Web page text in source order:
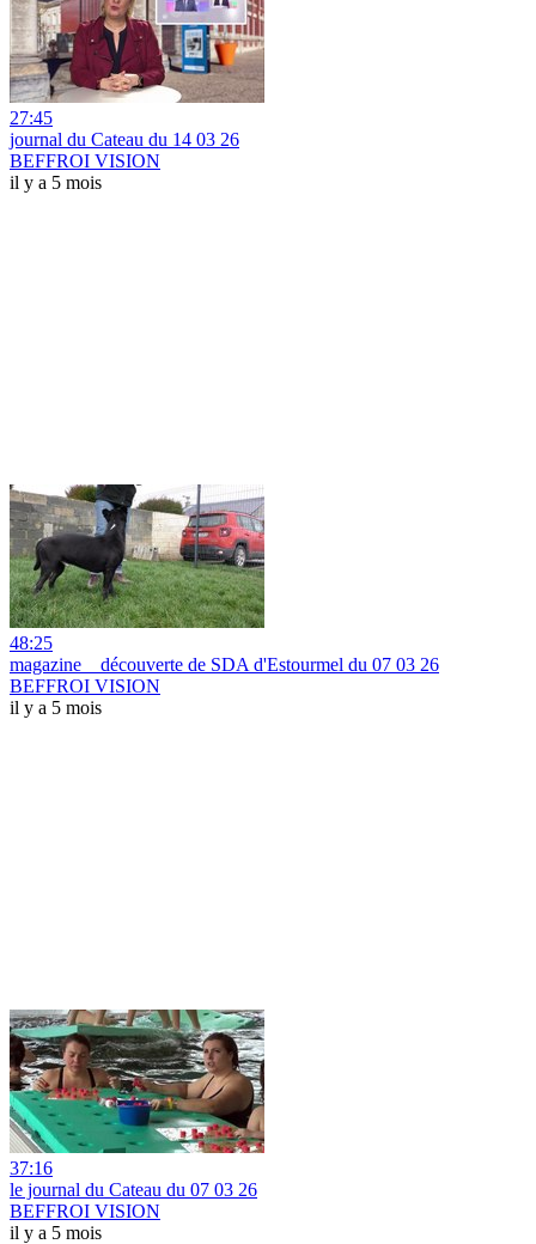
27:45
journal du Cateau du 14 03 26
BEFFROI VISION
il y a 5 mois
48:25
magazine _ découverte de SDA d'Estourmel du 07 03 26
BEFFROI VISION
il y a 5 mois
37:16
le journal du Cateau du 07 03 26
BEFFROI VISION
il y a 5 mois